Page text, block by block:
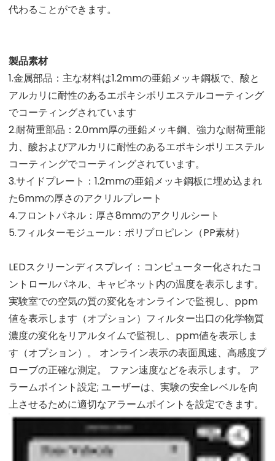
代わることができます。
製品素材
1.金属部品：主な材料は1.2mmの亜鉛メッキ鋼板で、酸と
アルカリに耐性のあるエポキシポリエステルコーティング
でコーティングされています
2.耐荷重部品：2.0mm厚の亜鉛メッキ鋼、強力な耐荷重能
力、酸およびアルカリに耐性のあるエポキシポリエステル
コーティングでコーティングされています。
3.サイドプレート：1.2mmの亜鉛メッキ鋼板に埋め込まれ
た6mmの厚さのアクリルプレート
4.フロントパネル：厚さ8mmのアクリルシート
5.フィルターモジュール：ポリプロピレン（PP素材）
LEDスクリーンディスプレイ：コンピューター化されたコ
ントロールパネル、キャビネット内の温度を表示します。
実験室での空気の質の変化をオンラインで監視し、ppm
値を表示します（オプション）フィルター出口の化学物質
濃度の変化をリアルタイムで監視し、ppm値を表示しま
す（オプション）。 オンライン表示の表面風速、高感度プ
ローブの正確な測定。 ファン速度などを表示します。 ア
ラームポイント設定; ユーザーは、実験の安全レベルを向
上させるために適切なアラームポイントを設定できます。